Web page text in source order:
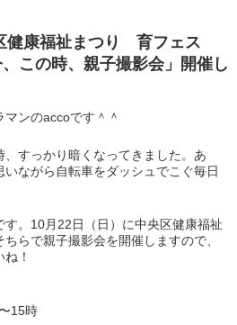
健康福祉まつり 育フェス
この時、親子撮影会」開催し
ンのaccoです＾＾
すっかり暗くなってきました。あ
ながら自転車をダッシュでこぐ毎日
。10月22日（日）に中央区健康福祉
らで親子撮影会を開催しますので、
！
15時